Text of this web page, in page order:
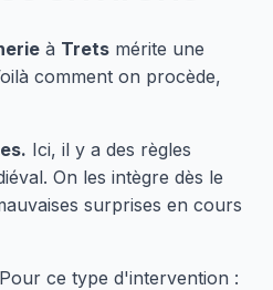
à Trets mérite une
comment on procède,
Ici, il y a des règles
On les intègre dès le
surprises en cours
Pour ce type d'intervention :